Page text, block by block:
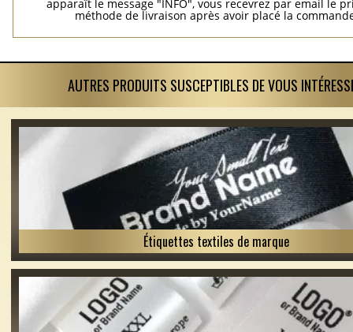
apparaît le message "INFO", vous recevrez par email le
méthode de livraison après avoir placé la
AUTRES PRODUITS SUSCEPTIBLES DE VOUS
Étiquettes textiles de marque